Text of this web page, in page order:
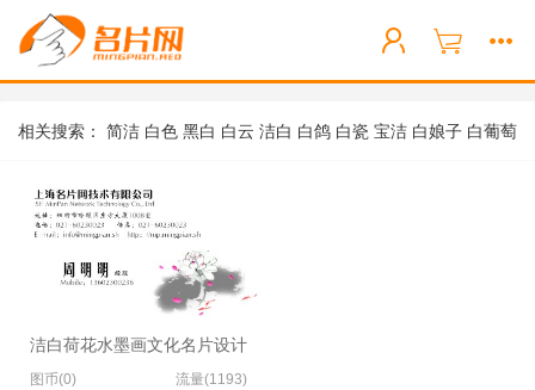
相关搜索： 简洁 白色 黑白 白云 洁白 白鸽 白瓷 宝洁 白娘子 白葡萄
洁白荷花水墨画文化名片设计
图币(0) 流量(1193)